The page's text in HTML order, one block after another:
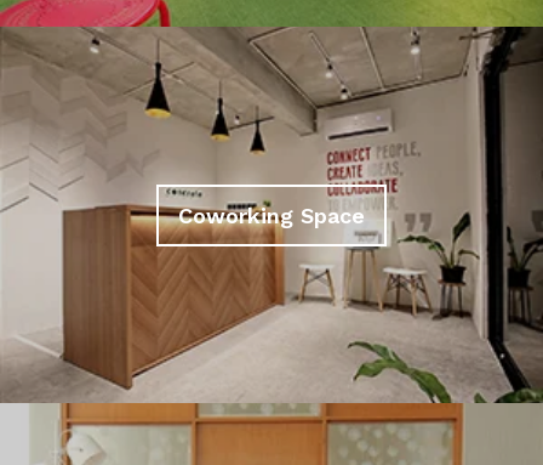
Coworking Space